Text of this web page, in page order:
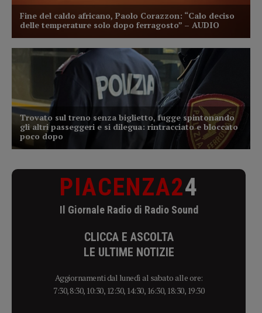
PIACENZA24
Il Giornale Radio di Radio Sound
CLICCA E ASCOLTA
LE ULTIME NOTIZIE
Aggiornamenti dal lunedì al sabato alle ore:
7:30, 8:30, 10:30, 12:30, 14:30, 16:30, 18:30, 19:30